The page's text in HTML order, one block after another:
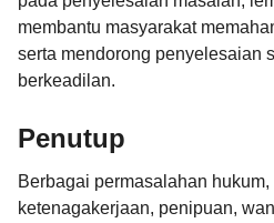
membantu masyarakat
serta mendorong penyelesaian
berkeadilan.
Penutup
Berbagai permasalahan
ketenagakerjaan, penipuan,